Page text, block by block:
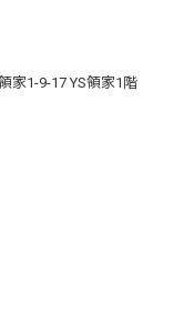
家1-9-17 YS領家1階